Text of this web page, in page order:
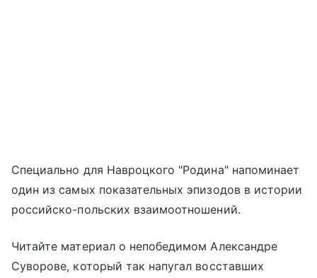
Специально для Навроцкого "Родина" напоминает
один из самых показательных эпизодов в истории
российско-польских взаимоотношений.
Читайте материал о непобедимом Александре
Суворове, который так напугал восставших